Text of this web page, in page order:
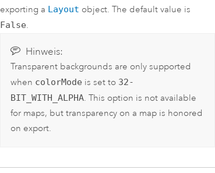
exporting a Layout object. The default value is
False.
Hinweis:
Transparent backgrounds are only supported
when colorMode is set to 32-
BIT_WITH_ALPHA. This option is not available
for maps, but transparency on a map is honored
on export.